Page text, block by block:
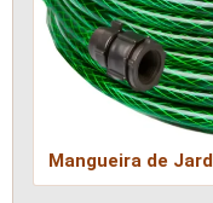
Mangueira de